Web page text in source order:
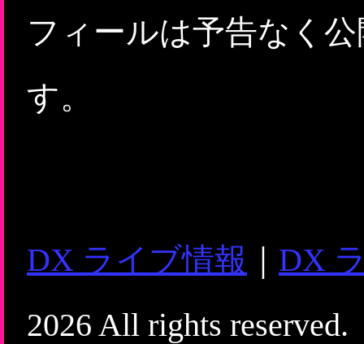
フィールは予告なく
す。
DX ライブ情報
DX
2026 All rights reserved.